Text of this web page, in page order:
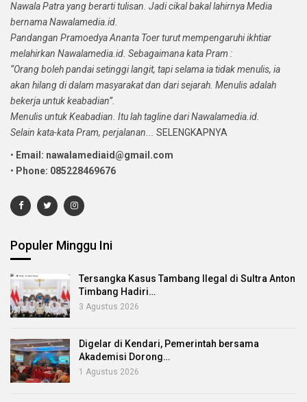
Nawala Patra yang berarti tulisan. Jadi cikal bakal lahirnya Media
bernama Nawalamedia.id.
Pandangan Pramoedya Ananta Toer turut mempengaruhi ikhtiar
melahirkan Nawalamedia.id. Sebagaimana kata Pram :
“Orang boleh pandai setinggi langit, tapi selama ia tidak menulis, ia
akan hilang di dalam masyarakat dan dari sejarah. Menulis adalah
bekerja untuk keabadian”.
Menulis untuk Keabadian. Itu lah tagline dari Nawalamedia.id.
Selain kata-kata Pram, perjalanan...
SELENGKAPNYA
• Email: nawalamediaid@gmail.com
• Phone: 085228469676
Populer Minggu Ini
Tersangka Kasus Tambang Ilegal di Sultra Anton
Timbang Hadiri…
3 Agustus 2026
Digelar di Kendari, Pemerintah bersama
Akademisi Dorong…
1 Agustus 2026